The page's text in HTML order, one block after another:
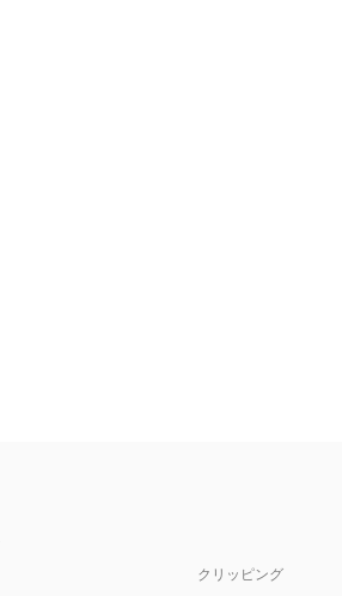
クリッピング